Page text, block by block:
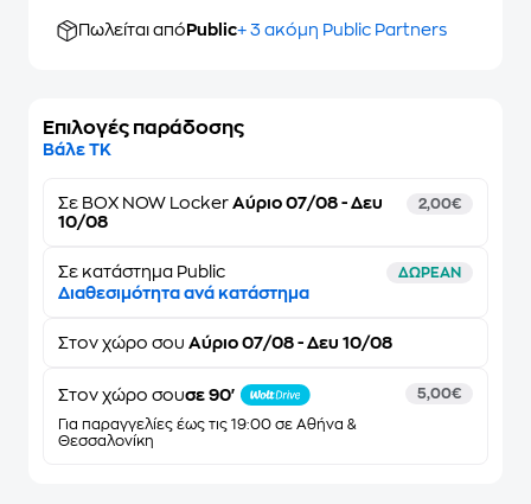
Πωλείται από Public+ 3 ακόμη Public Partners
Επιλογές παράδοσης
Βάλε ΤΚ
Σε BOX NOW Locker Αύριο 07/08 - Δευ
10/08
2,00€
Σε κατάστημα Public ΔΩΡΕΑΝ
Διαθεσιμότητα ανά κατάστημα
Στον χώρο σου Αύριο 07/08 - Δευ 10/08
Στον χώρο σουσε 90'
Για παραγγελίες έως τις 19:00 σε Αθήνα &
Θεσσαλονίκη
5,00€